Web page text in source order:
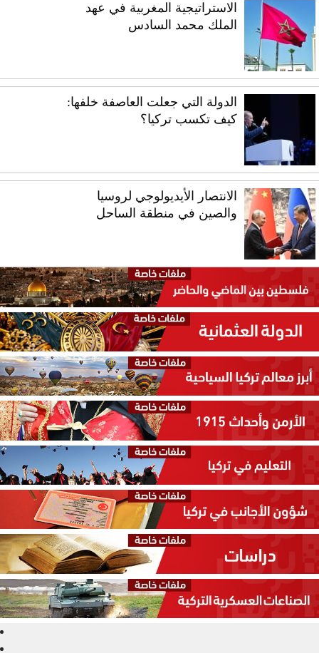
الاستراتيجية المغربية في عهد
الملك محمد السادس
الدولة التي جعلت العاصفة خلفها:
كيف تكسب تركيا؟
الانتصار الأيديولوجي لروسيا
والصين في منطقة الساحل